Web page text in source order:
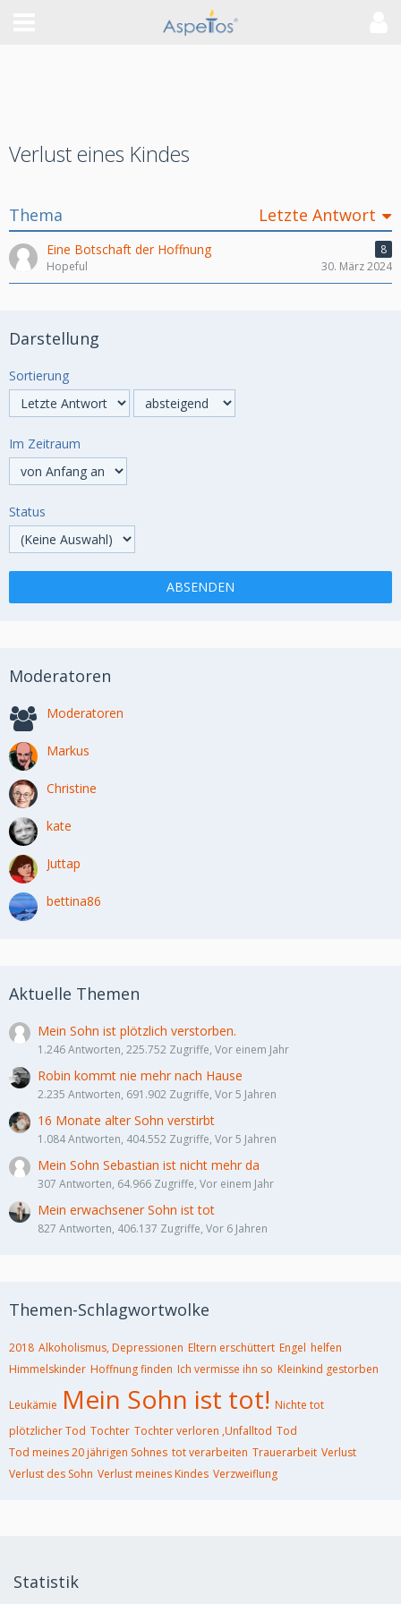
Verlust eines Kindes
Thema Letzte Antwort
Eine Botschaft der Hoffnung
8
Hopeful
30. März 2024
Darstellung
Sortierung
Im Zeitraum
Status
Moderatoren
Moderatoren
Markus
Christine
kate
Juttap
bettina86
Aktuelle Themen
Mein Sohn ist plötzlich verstorben.
1.246 Antworten, 225.752 Zugriffe, Vor einem Jahr
Robin kommt nie mehr nach Hause
2.235 Antworten, 691.902 Zugriffe, Vor 5 Jahren
16 Monate alter Sohn verstirbt
1.084 Antworten, 404.552 Zugriffe, Vor 5 Jahren
Mein Sohn Sebastian ist nicht mehr da
307 Antworten, 64.966 Zugriffe, Vor einem Jahr
Mein erwachsener Sohn ist tot
827 Antworten, 406.137 Zugriffe, Vor 6 Jahren
Themen-Schlagwortwolke
2018 Alkoholismus, Depressionen Eltern erschüttert Engel helfen
Himmelskinder Hoffnung finden Ich vermisse ihn so Kleinkind gestorben
Leukämie Mein Sohn ist tot! Nichte tot
plötzlicher Tod Tochter Tochter verloren ,Unfalltod Tod
Tod meines 20 jährigen Sohnes tot verarbeiten Trauerarbeit Verlust
Verlust des Sohn Verlust meines Kindes Verzweiflung
Statistik